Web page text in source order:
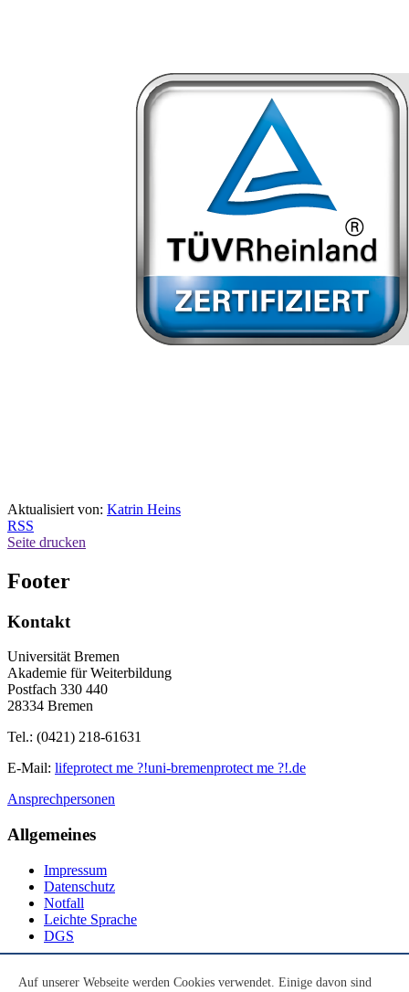
Aktualisiert von: Katrin Heins
RSS
Seite drucken
Footer
Kontakt
Universität Bremen
Akademie für Weiterbildung
Postfach 330 440
28334 Bremen
Tel.: (0421) 218-61631
E-Mail: lifeprotect me ?!uni-bremenprotect me ?!.de
Ansprechpersonen
Allgemeines
Impressum
Datenschutz
Notfall
Leichte Sprache
DGS
Auf unserer Webseite werden Cookies verwendet. Einige davon sind